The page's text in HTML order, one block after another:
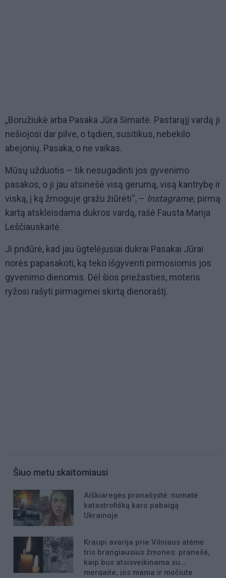
„Boružiukė arba Pasaka Jūra Simaitė. Pastarąjį vardą ji
nešiojosi dar pilve, o tądien, susitikus, nebekilo
abejonių. Pasaka, o ne vaikas.
Mūsų užduotis – tik nesugadinti jos gyvenimo
pasakos, o ji jau atsinešė visą gerumą, visą kantrybę ir
viską, į ką žmoguje gražu žiūrėti“, – Instagrame, pirmą
kartą atskleisdama dukros vardą, rašė Fausta Marija
Leščiauskaitė.
Ji pridūrė, kad jau ūgtelėjusiai dukrai Pasakai Jūrai
norės papasakoti, ką teko išgyventi pirmosiomis jos
gyvenimo dienomis. Dėl šios priežasties, moteris
ryžosi rašyti pirmagimei skirtą dienoraštį.
Šiuo metu skaitomiausi
Aiškiaregės pranašystė: numatė
katastrofišką karo pabaigą
Ukrainoje
Kraupi avarija prie Vilniaus atėmė
tris brangiausius žmones: pranešė,
kaip bus atsisveikinama su
mergaite, jos mama ir močiute